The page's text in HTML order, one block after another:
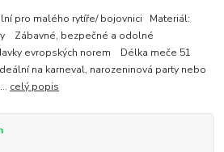
pro malého rytíře/ bojovnici Materiál:
Zábavné, bezpečné a odolné
evropských norem Délka meče 51
na karneval, narozeninová party nebo
celý popis